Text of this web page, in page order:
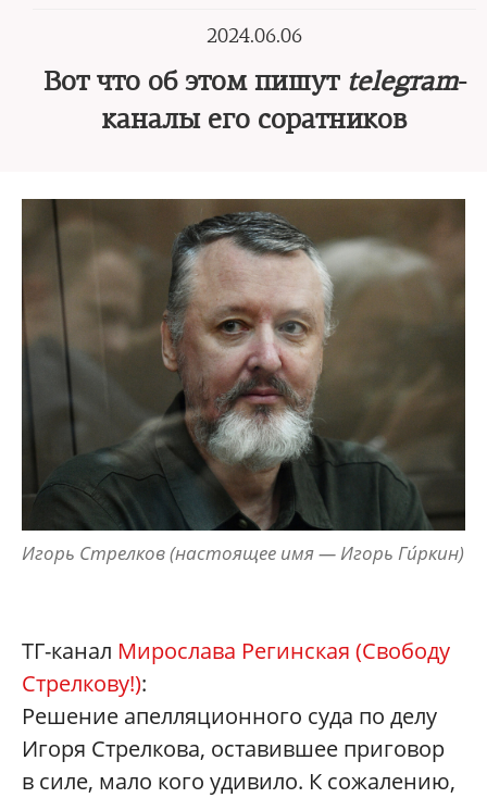
2024.06.06
Вот что об этом пишут telegram-
каналы его соратников
Игорь Стрелков (настоящее имя — Игорь Ги́ркин)
ТГ-канал Мирослава Регинская (Свободу
Стрелкову!):
Решение апелляционного суда по делу
Игоря Стрелкова, оставившее приговор
в силе, мало кого удивило. К сожалению,